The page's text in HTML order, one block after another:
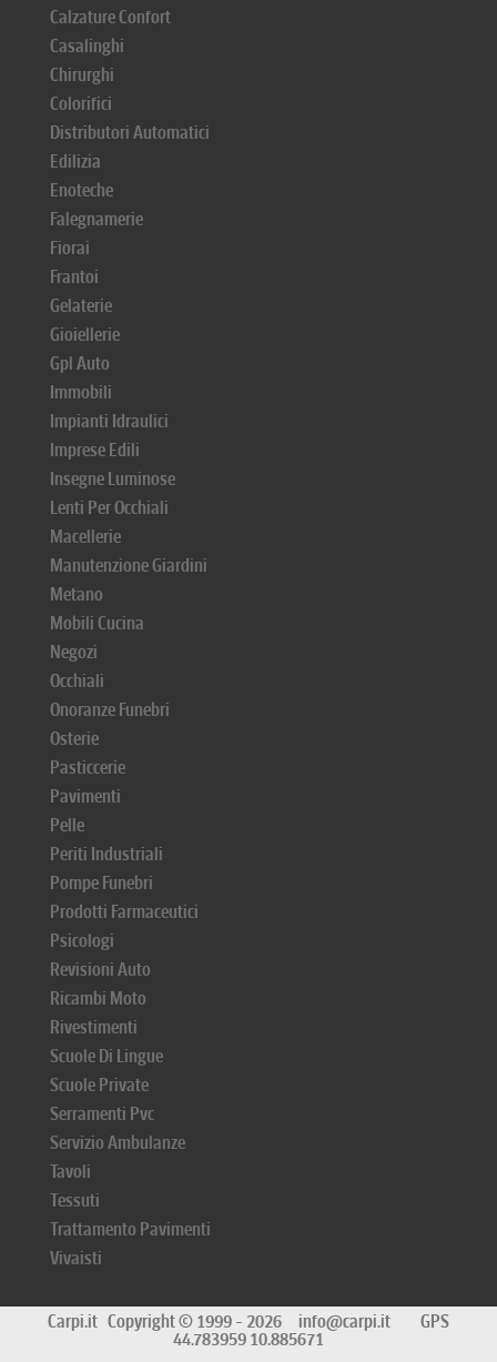
Calzature Confort
Casalinghi
Chirurghi
Colorifici
Distributori Automatici
Edilizia
Enoteche
Falegnamerie
Fiorai
Frantoi
Gelaterie
Gioiellerie
Gpl Auto
Immobili
Impianti Idraulici
Imprese Edili
Insegne Luminose
Lenti Per Occhiali
Macellerie
Manutenzione Giardini
Metano
Mobili Cucina
Negozi
Occhiali
Onoranze Funebri
Osterie
Pasticcerie
Pavimenti
Pelle
Periti Industriali
Pompe Funebri
Prodotti Farmaceutici
Psicologi
Revisioni Auto
Ricambi Moto
Rivestimenti
Scuole Di Lingue
Scuole Private
Serramenti Pvc
Servizio Ambulanze
Tavoli
Tessuti
Trattamento Pavimenti
Vivaisti
Carpi.it Copyright © 1999 - 2026 info@carpi.it GPS
44.783959 10.885671